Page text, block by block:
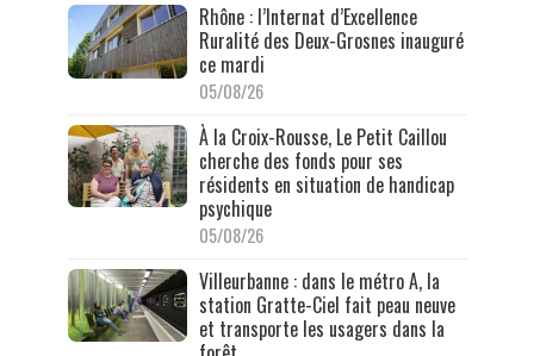
Rhône : l’Internat d’Excellence
Ruralité des Deux-Grosnes inauguré
ce mardi
05/08/26
À la Croix-Rousse, Le Petit Caillou
cherche des fonds pour ses
résidents en situation de handicap
psychique
05/08/26
Villeurbanne : dans le métro A, la
station Gratte-Ciel fait peau neuve
et transporte les usagers dans la